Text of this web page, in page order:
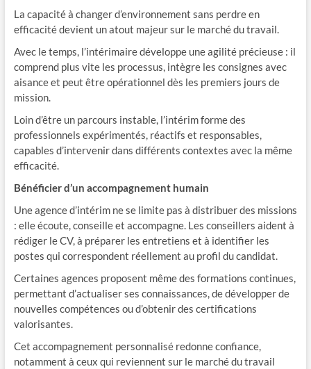
La capacité à changer d’environnement sans perdre en
efficacité devient un atout majeur sur le marché du travail.
Avec le temps, l’intérimaire développe une agilité précieuse : il
comprend plus vite les processus, intègre les consignes avec
aisance et peut être opérationnel dès les premiers jours de
mission.
Loin d’être un parcours instable, l’intérim forme des
professionnels expérimentés, réactifs et responsables,
capables d’intervenir dans différents contextes avec la même
efficacité.
Bénéficier d’un accompagnement humain
Une agence d’intérim ne se limite pas à distribuer des missions
: elle écoute, conseille et accompagne. Les conseillers aident à
rédiger le CV, à préparer les entretiens et à identifier les
postes qui correspondent réellement au profil du candidat.
Certaines agences proposent même des formations continues,
permettant d’actualiser ses connaissances, de développer de
nouvelles compétences ou d’obtenir des certifications
valorisantes.
Cet accompagnement personnalisé redonne confiance,
notamment à ceux qui reviennent sur le marché du travail